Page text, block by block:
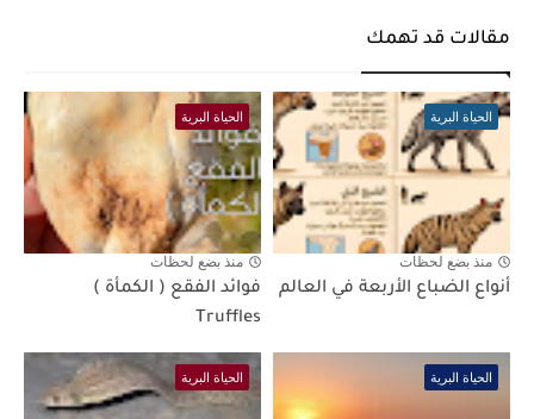
مقالات قد تهمك
الحياة البرية
منذ بضع لحظات
أنواع الضباع الأربعة في العالم
الحياة البرية
منذ بضع لحظات
فوائد الفقع ( الكمأة )
Truffles
الحياة البرية الحياة البرية